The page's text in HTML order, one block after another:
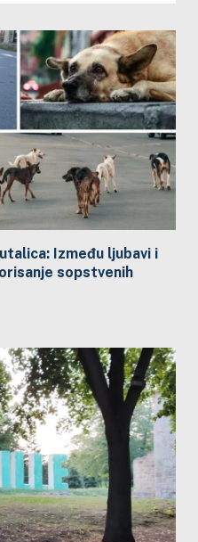
Između ljubavi i
sopstvenih